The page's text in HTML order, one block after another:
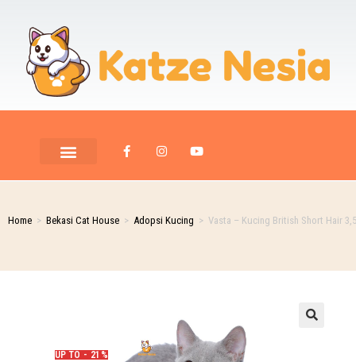
Home > Bekasi Cat House > Adopsi Kucing > Vasta – Kucing British Short Hair
UP TO - 21%